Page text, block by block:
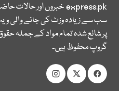
express.pkخبروں اور حالات
سب سے زیادہ وزٹ کی جانے والی
پر شائع شدہ تمام مواد کے جملہ
گروپ محفوظ ہیں۔